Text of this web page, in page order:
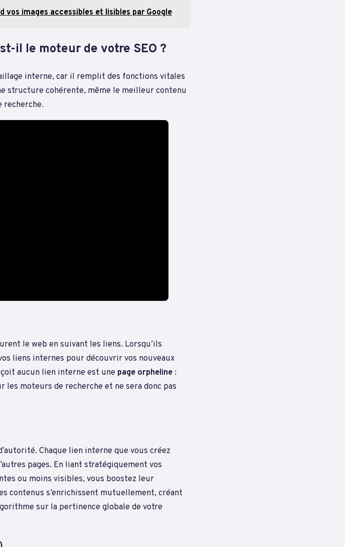
images accessibles et lisibles par Google
il le moteur de votre SEO ?
interne, car il remplit des fonctions vitales
structure cohérente, même le meilleur contenu
recherche.
le web en suivant les liens. Lorsqu’ils
liens internes pour découvrir vos nouveaux
aucun lien interne est une page orpheline :
moteurs de recherche et ne sera donc pas
Chaque lien interne que vous créez
pages. En liant stratégiquement vos
ou moins visibles, vous boostez leur
contenus s’enrichissent mutuellement, créant
sur la pertinence globale de votre